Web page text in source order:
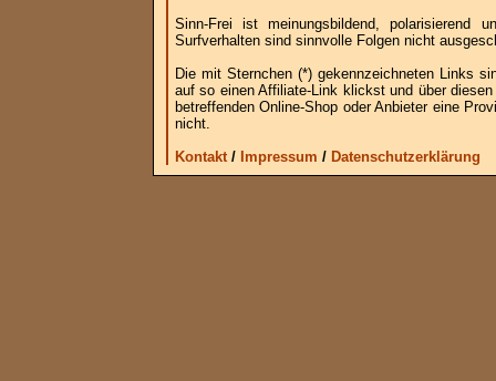
Sinn-Frei ist meinungsbildend, polarisierend
Surfverhalten sind sinnvolle Folgen nicht
Die mit Sternchen (*) gekennzeichneten Links
auf so einen Affiliate-Link klickst und über
betreffenden Online-Shop oder Anbieter eine
nicht.
Kontakt/ Impressum / Datenschutzerklärung